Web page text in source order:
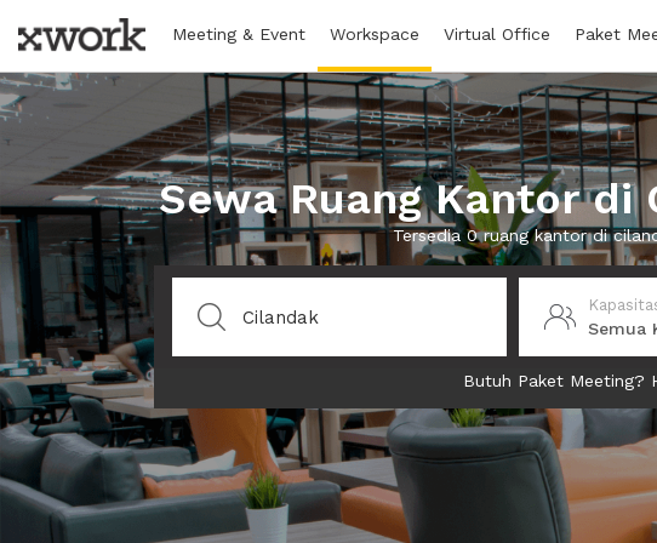
Meeting & Event Workspace Virtual Office Paket
Sewa Ruang Kantor di
Tersedia 0 ruang kantor di
Semua
Butuh Paket Meeting?